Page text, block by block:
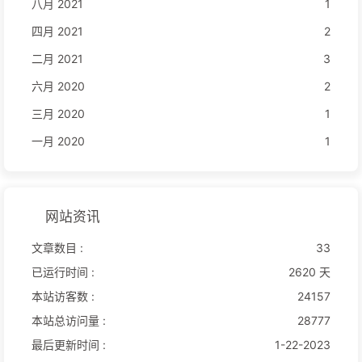
八月 2021
1
四月 2021
2
二月 2021
3
六月 2020
2
三月 2020
1
一月 2020
1
网站资讯
文章数目 :
33
已运行时间 :
2620 天
本站访客数 :
24157
本站总访问量 :
28777
最后更新时间 :
1-22-2023